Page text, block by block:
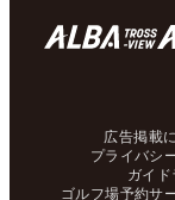
広告掲載
プライバシ
ガイド
ゴルフ場予約サ